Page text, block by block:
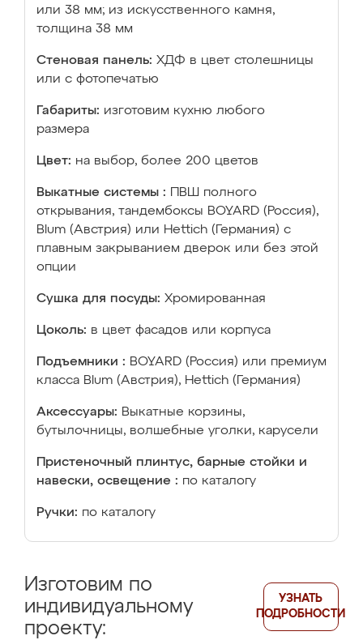
или 38 мм; из искусственного камня,
толщина 38 мм
Стеновая панель: ХДФ в цвет столешницы
или с фотопечатью
Габариты: изготовим кухню любого
размера
Цвет: на выбор, более 200 цветов
Выкатные системы :
ПВШ полного
открывания, тандембоксы BOYARD (Россия),
Blum (Австрия) или Hettich (Германия) с
плавным закрыванием дверок или без этой
опции
Сушка для посуды: Хромированная
Цоколь: в цвет фасадов или корпуса
Подъемники : BOYARD (Россия) или премиум
класса Blum (Австрия), Hettich (Германия)
Аксессуары: Выкатные корзины,
бутылочницы, волшебные уголки, карусели
Пристеночный плинтус, барные стойки и
навески, освещение : по каталогу
Ручки: по каталогу
Изготовим по
индивидуальному
проекту:
УЗНАТЬ
ПОДРОБНОСТИ